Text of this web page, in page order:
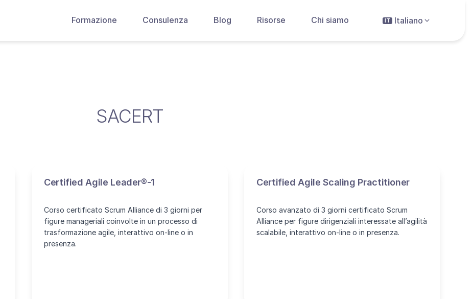
Formazione Consulenza Blog Risorse Chi siamo IT Italiano
SACERT
Certified Agile Leader®-1
Corso certificato Scrum Alliance di 3 giorni per
figure manageriali coinvolte in un processo di
trasformazione agile, interattivo on-line o in
presenza.
Certified Agile Scaling Practitioner
Corso avanzato di 3 giorni certificato Scrum
Alliance per figure dirigenziali interessate all’agilità
scalabile, interattivo on-line o in presenza.